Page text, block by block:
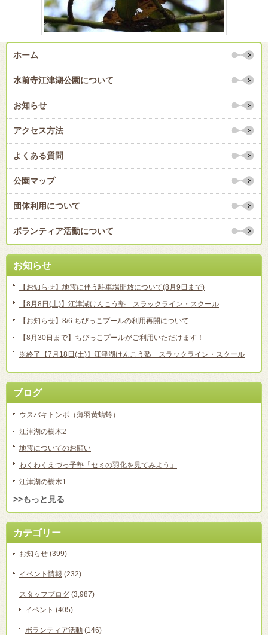
ホーム
水前寺江津湖公園について
お知らせ
アクセス方法
よくある質問
公園マップ
団体利用について
ボランティア活動について
お知らせ
【お知らせ】地震に伴う駐車場開放について(8月9日まで)
【8月8日(土)】江津湖けんこう塾 スラックライン・スクール
【お知らせ】8/6 ちびっこプールの利用再開について
【8月30日まで】ちびっこプールがご利用いただけます！
※終了【7月18日(土)】江津湖けんこう塾 スラックライン・スクール
ブログ
ウスバキトンボ（薄羽黄蜻蛉）
江津湖の樹木2
地震についてのお願い
わくわくえづっ子塾「セミの羽化を見てみよう」
江津湖の樹木1
>>もっと見る
カテゴリー
お知らせ (399)
イベント情報 (232)
スタッフブログ (3,987)
イベント (405)
ボランティア活動 (146)